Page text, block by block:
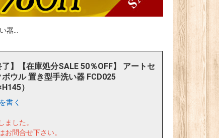
器...
了】【在庫処分SALE 50％OFF】 アートセ
ウル 置き型手洗い器 FCD025
）
書く
ました。
お問合せ下さい。